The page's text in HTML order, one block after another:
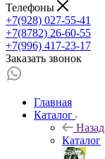
Телефоны
+7(928) 027-55-41
+7(8782) 26-60-55
+7(996) 417-23-17
Заказать звонок
Главная
Каталог
Назад
Каталог